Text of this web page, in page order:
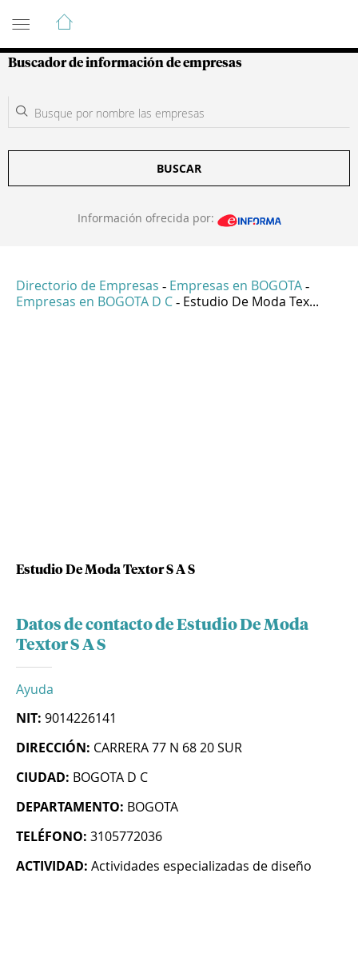
Guía de Empresas Colombianas
Buscador de información de empresas
BUSCAR
Información ofrecida por:
Directorio de Empresas - Empresas en BOGOTA -
Empresas en BOGOTA D C - Estudio De Moda Tex...
Estudio De Moda Textor S A S
Datos de contacto de Estudio De Moda
Textor S A S
Ayuda
NIT: 9014226141
DIRECCIÓN: CARRERA 77 N 68 20 SUR
CIUDAD: BOGOTA D C
DEPARTAMENTO: BOGOTA
TELÉFONO: 3105772036
ACTIVIDAD: Actividades especializadas de diseño